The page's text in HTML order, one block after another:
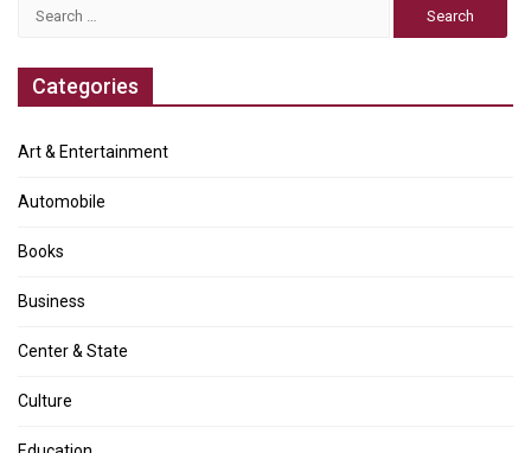
Categories
Art & Entertainment
Automobile
Books
Business
Center & State
Culture